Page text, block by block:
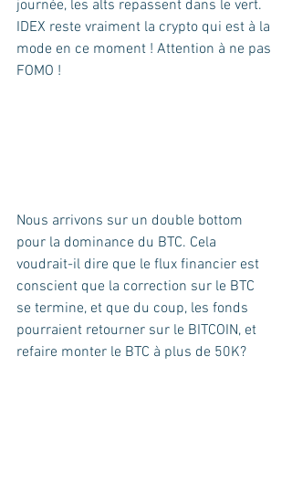
journée, les alts repassent dans le vert.
IDEX reste vraiment la crypto qui est à la
mode en ce moment ! Attention à ne pas
FOMO !
Nous arrivons sur un double bottom
pour la dominance du BTC. Cela
voudrait-il dire que le flux financier est
conscient que la correction sur le BTC
se termine, et que du coup, les fonds
pourraient retourner sur le BITCOIN, et
refaire monter le BTC à plus de 50K?